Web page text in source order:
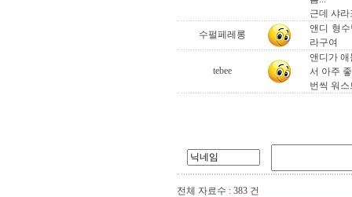
근데 샤
수펄페레롱
앤디 형
라구여
tebee
앤디가
서 아주
번씩 워
전체 자료수 : 383 건